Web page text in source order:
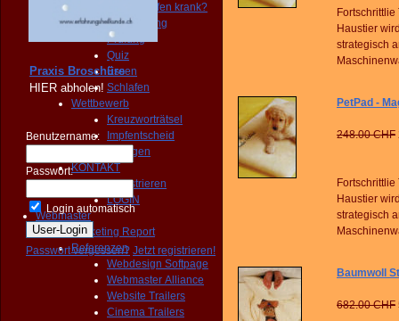
Macht Impfen krank?
Abstimmung
Prüfung
Quiz
Essen
Schlafen
Wettbewerb
Kreuzworträtsel
Impfentscheid
Veranstaltungen
KONTAKT
Registrieren
LOGIN
Webmaster
Marketing Report
Referenzen
Webdesign Softpage
Webmaster Alliance
Website Trailers
Cinema Trailers
Praxis Broschüre
HIER abholen!
Benutzername:
Passwort:
Login automatisch
Passwort vergessen? Jetzt registrieren!
Haustier
strategisch
PetPad -
248.00 CHF
Haustier
strategisch
Baumwoll
682.00 CHF